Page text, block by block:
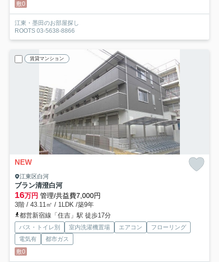
敷0
江東・墨田のお部屋探し
ROOTS 03-5638-8866
賃貸マンション
NEW
江東区白河
ブラン清澄白河
16万円 管理/共益費7,000円
3階 / 43.11㎡ / 1LDK /築9年
都営新宿線「住吉」駅 徒歩17分
バス・トイレ別 室内洗濯機置場 エアコン
フローリング
電気有
都市ガス
敷0